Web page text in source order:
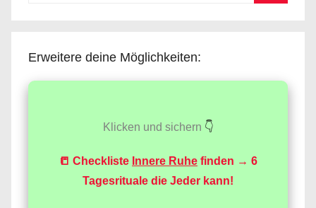
Erweitere deine Möglichkeiten:
Klicken und sichern 👇
📒 Checkliste Innere Ruhe finden → 6
Tagesrituale die Jeder kann!